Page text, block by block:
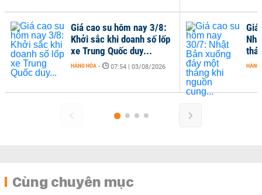
Giá cao su hôm nay 3/8:
Khởi sắc khi doanh số lốp
xe Trung Quốc duy...
HÀNG HÓA - 07:54 | 03/08/2026 HÀNG
Cùng chuyên mục